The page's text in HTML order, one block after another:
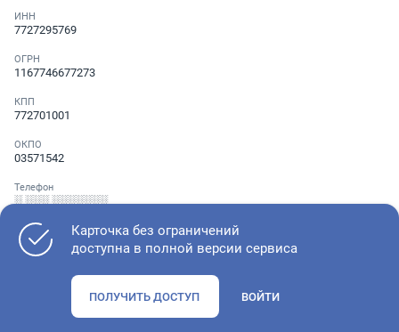
ИНН
7727295769
ОГРН
1167746677273
КПП
772701001
ОКПО
03571542
Телефон
░ ░░░ ░░░░░░░
Проверьте учредительные документы, адрес регистрации и
Карточка без ограничений
доступна в полной версии сервиса
ПОЛУЧИТЬ ДОСТУП ВОЙТИ